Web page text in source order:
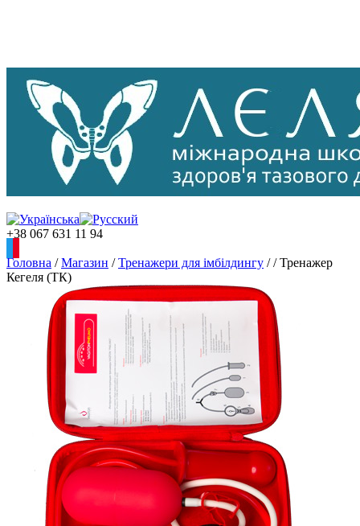
+38 067 631 11 94
Головна / Магазин / Тренажери для імбілдингу / / Тренажер
Кегеля (ТК)